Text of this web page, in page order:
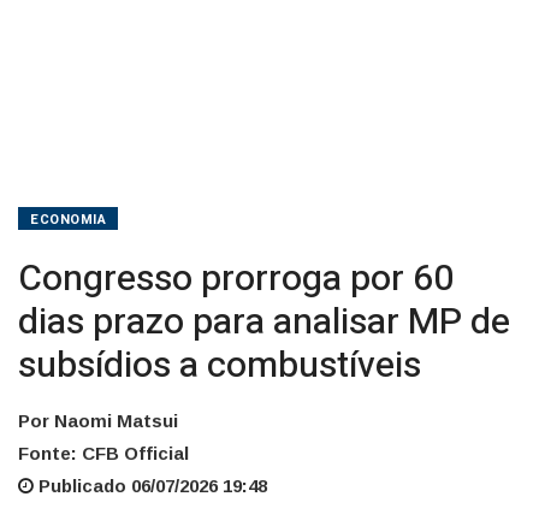
ECONOMIA
Congresso prorroga por 60
dias prazo para analisar MP de
subsídios a combustíveis
Por Naomi Matsui
Fonte: CFB Official
Publicado 06/07/2026 19:48